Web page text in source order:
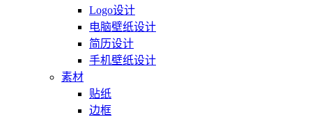
Logo设计
电脑壁纸设计
简历设计
手机壁纸设计
素材
贴纸
边框